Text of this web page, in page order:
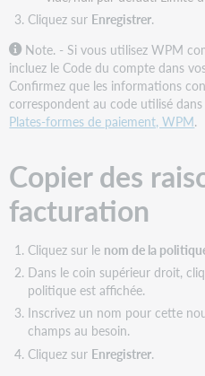
Cliquez sur Enregistrer.
Note. - Si vous utilisez WPM
incluez le Code du compte dans
Confirmez que les informations
correspondent au code utilisé
Plates-formes de paiement, WPM.
Copier des
facturation
Cliquez sur le nom de la
Dans le coin supérieur droit,
politique est affichée.
Inscrivez un nom pour cette
champs au besoin.
Cliquez sur Enregistrer.